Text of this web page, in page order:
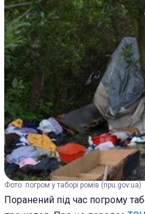
Фото: погром у таборі ромів (npu.gov.ua)
Поранений під час погрому